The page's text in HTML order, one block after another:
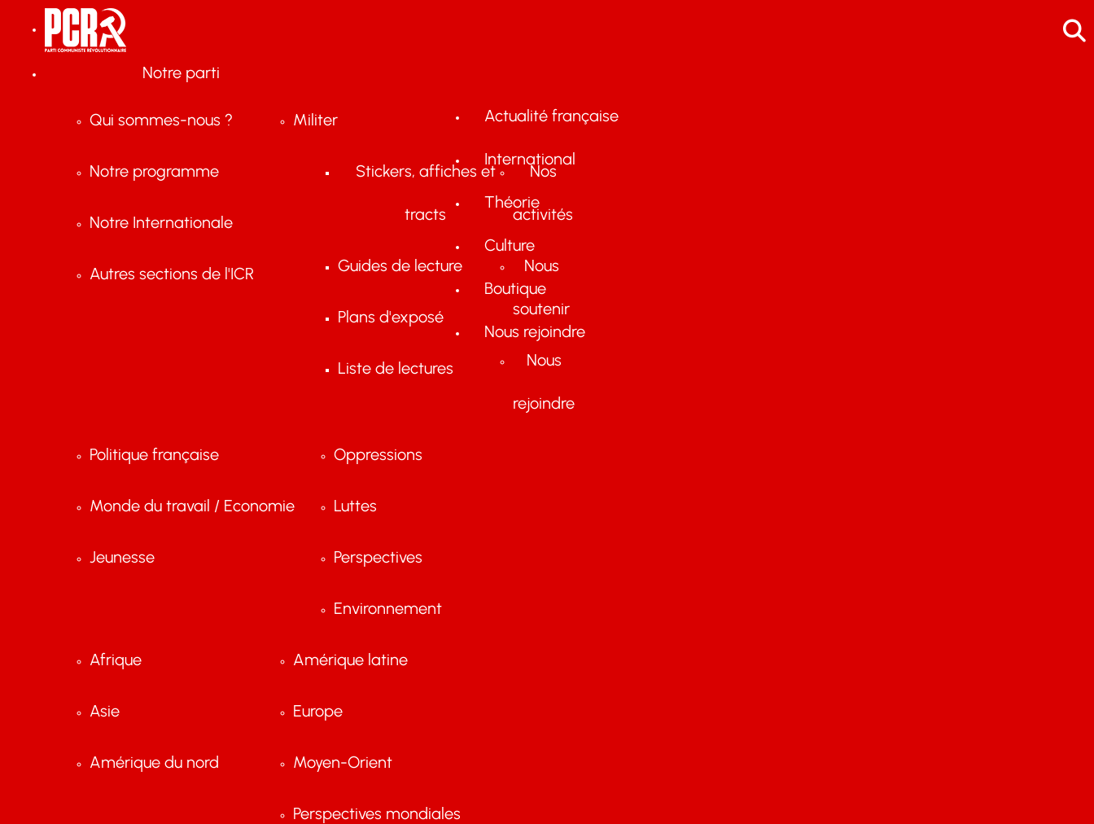
Notre parti
Qui sommes-nous ?
Notre programme
Notre Internationale
Autres sections de l'ICR
Militer
Stickers, affiches et
tracts
Guides de lecture
Plans d'exposé
Liste de lectures
Nos
activités
Nous
soutenir
Nous
rejoindre
Actualité française
Politique française
Monde du travail / Economie
Jeunesse
Oppressions
Luttes
Perspectives
Environnement
International
Afrique
Asie
Amérique du nord
Amérique latine
Europe
Moyen-Orient
Perspectives mondiales
Théorie
Culture
Boutique
Nous rejoindre